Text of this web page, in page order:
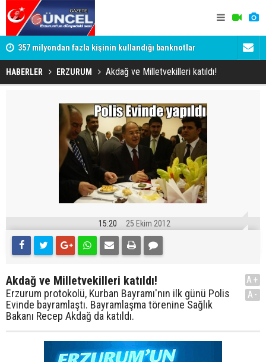
357 milyondan fazla kişinin kullandığı banknotlar
değişiyor
Oltu
HABERLER ERZURUM Akdağ ve Milletvekilleri katıldı!
15:20 25 Ekim 2012
Akdağ ve Milletvekilleri katıldı!
Erzurum protokolü, Kurban Bayramı'nın ilk günü Polis
Evinde bayramlaştı. Bayramlaşma törenine Sağlık
Bakanı Recep Akdağ da katıldı.
A+
A-